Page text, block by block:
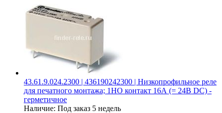
43.61.9.024.2300 | 436190242300 | Низкопрофильное реле
для печатного монтажа; 1НО контакт 16А (= 24В DC) -
герметичное
Наличие: Под заказ 5 недель